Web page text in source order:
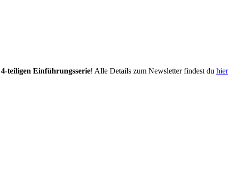
4-teiligen Einführungsserie! Alle Details zum Newsletter findest du hier